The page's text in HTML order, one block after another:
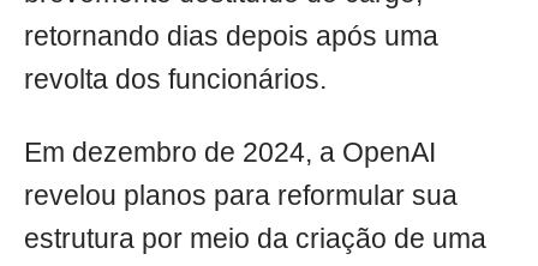
retornando dias depois após uma
revolta dos funcionários.
Em dezembro de 2024, a OpenAI
revelou planos para reformular sua
estrutura por meio da criação de uma